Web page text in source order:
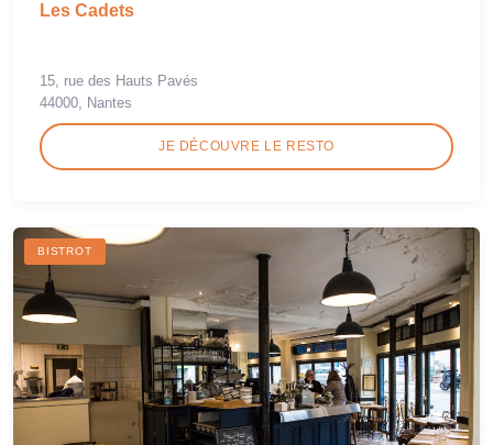
Les Cadets
15, rue des Hauts Pavés
44000, Nantes
JE DÉCOUVRE LE RESTO
BISTROT